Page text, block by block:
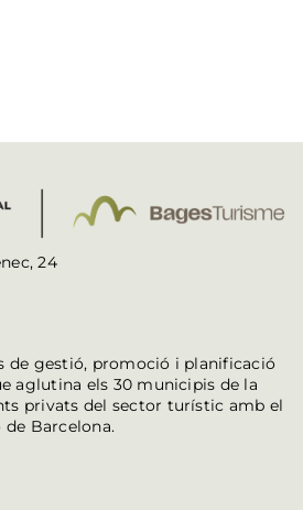
24
de gestió, promoció i planificació
aglutina els 30 municipis de la
privats del sector turístic amb el
Barcelona.